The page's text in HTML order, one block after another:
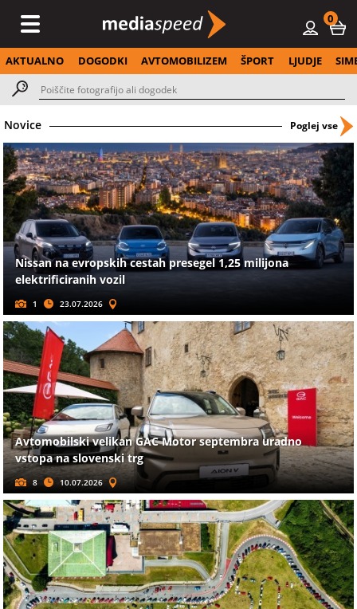
0
AKTUALNO DOGODKI AVTOMOBILIZEM ŠPORT LJUDJE
Novice Poglej vse
Nissan na evropskih cestah presegel 1,25 milijona
elektrificiranih vozil
1 23.07.2026
Avtomobilski velikan GAC Motor septembra uradno
vstopa na slovenski trg
8 10.07.2026